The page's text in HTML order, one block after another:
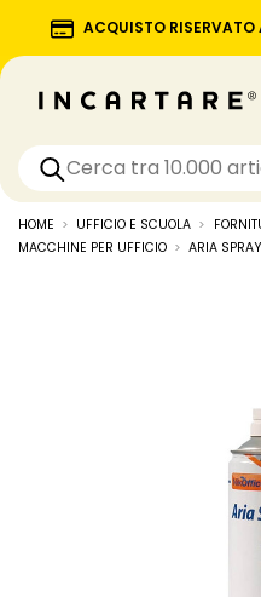
ACQUISTO RISERVATO
HOME UFFICIO E SCUOLA
MACCHINE PER UFFICIO
ARIA SPRAY